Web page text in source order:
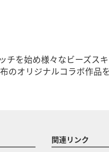
を始め様々なビーズス
オリジナルコラボ作品を
関連リンク